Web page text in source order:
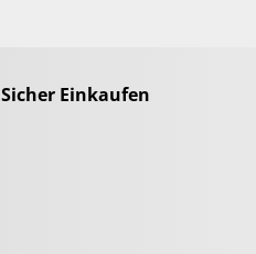
Sicher Einkaufen